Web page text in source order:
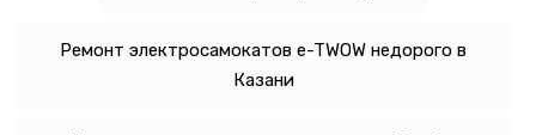
Ремонт электросамокатов e-TWOW недорого в
Казани